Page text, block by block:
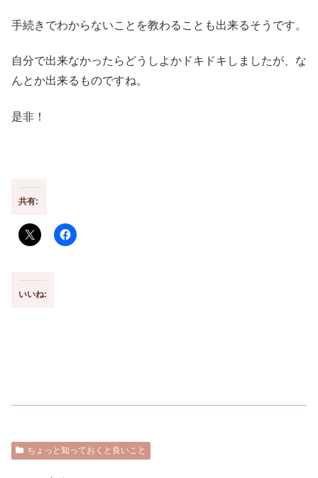
手続きでわからないことを教わることも出来るそうです。
自分で出来なかったらどうしよかドキドキしましたが、な
んとか出来るものですね。
是非！
共有:
いいね:
ちょっと知っておくと良いこと